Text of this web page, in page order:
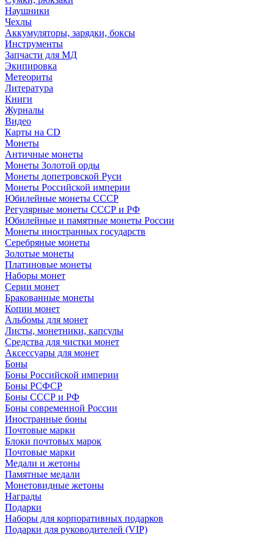
Наушники
Чехлы
Аккумуляторы, зарядки, боксы
Инструменты
Запчасти для МД
Экипировка
Метеориты
Литература
Книги
Журналы
Видео
Карты на CD
Монеты
Античные монеты
Монеты Золотой орды
Монеты допетровской Руси
Монеты Российской империи
Юбилейные монеты СССР
Регулярные монеты СССР и РФ
Юбилейные и памятные монеты России
Монеты иностранных государств
Серебряные монеты
Золотые монеты
Платиновые монеты
Наборы монет
Серии монет
Бракованные монеты
Копии монет
Альбомы для монет
Листы, монетники, капсулы
Средства для чистки монет
Аксессуары для монет
Боны
Боны Российской империи
Боны РСФСР
Боны СССР и РФ
Боны современной России
Иностранные боны
Почтовые марки
Блоки почтовых марок
Почтовые марки
Медали и жетоны
Памятные медали
Монетовидные жетоны
Награды
Подарки
Наборы для корпоративных подарков
Подарки для руководителей (VIP)